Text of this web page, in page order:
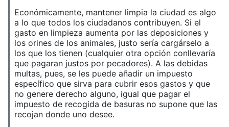
Económicamente, mantener limpia la ciudad es algo
a lo que todos los ciudadanos contribuyen. Si el
gasto en limpieza aumenta por las deposiciones y
los orines de los animales, justo sería cargárselo a
los que los tienen (cualquier otra opción conllevaría
que pagaran justos por pecadores). A las debidas
multas, pues, se les puede añadir un impuesto
específico que sirva para cubrir esos gastos y que
no genere derecho alguno, igual que pagar el
impuesto de recogida de basuras no supone que las
recojan donde uno desee.